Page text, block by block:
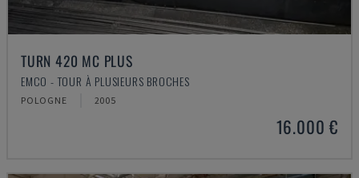
TURN 420 MC PLUS
EMCO - TOUR À PLUSIEURS BROCHES
POLOGNE 2005
16.000 €